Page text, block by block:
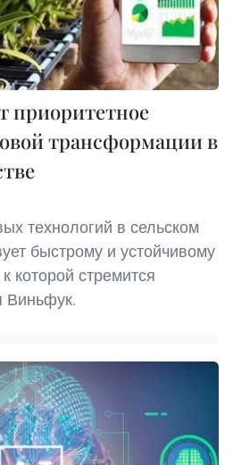
приоритетное
трансформации в
технологий в сельском
быстрому и устойчивому
которой стремится
Виньфук.